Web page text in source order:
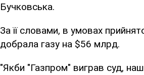
Бучковська.
За її словами, в умовах
добрала газу на $56 млрд.
"Якби "Газпром" виграв суд,